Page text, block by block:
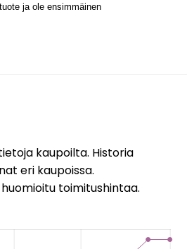
ja ole ensimmäinen
kaupoilta. Historia
eri kaupoissa.
toimitushintaa.